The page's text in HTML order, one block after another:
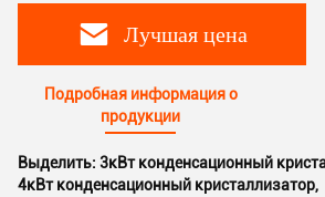
Лучшая цена
Подробная информация о
продукции
Выделить: 3кВт конденсационный
4кВт конденсационный кристаллизатор,